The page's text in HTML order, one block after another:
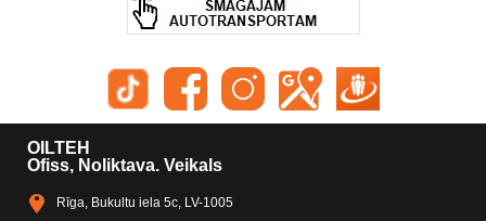
OILTEH
Ofiss, Noliktava. Veikals
Rīga, Bukultu iela 5c, LV-1005